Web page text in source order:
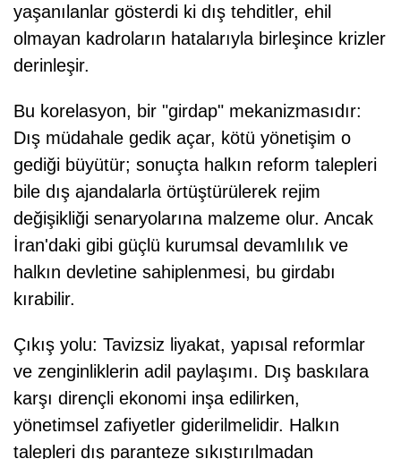
yaşanılanlar gösterdi ki dış tehditler, ehil
olmayan kadroların hatalarıyla birleşince krizler
derinleşir.
Bu korelasyon, bir "girdap" mekanizmasıdır:
Dış müdahale gedik açar, kötü yönetişim o
gediği büyütür; sonuçta halkın reform talepleri
bile dış ajandalarla örtüştürülerek rejim
değişikliği senaryolarına malzeme olur. Ancak
İran'daki gibi güçlü kurumsal devamlılık ve
halkın devletine sahiplenmesi, bu girdabı
kırabilir.
Çıkış yolu: Tavizsiz liyakat, yapısal reformlar
ve zenginliklerin adil paylaşımı. Dış baskılara
karşı dirençli ekonomi inşa edilirken,
yönetimsel zafiyetler giderilmelidir. Halkın
talepleri dış paranteze sıkıştırılmadan